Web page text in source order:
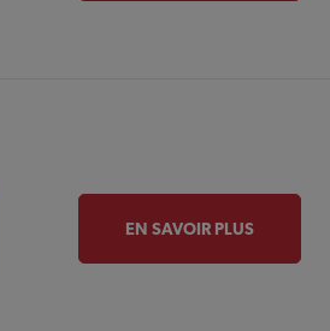
EN SAVOIR PLUS